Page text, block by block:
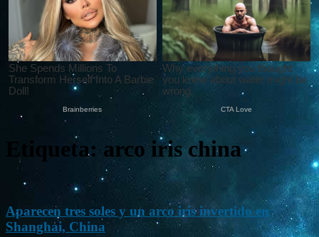
Etiqueta: arco iris china
Aparecen tres soles y un arco iris invertido en
Shanghai, China